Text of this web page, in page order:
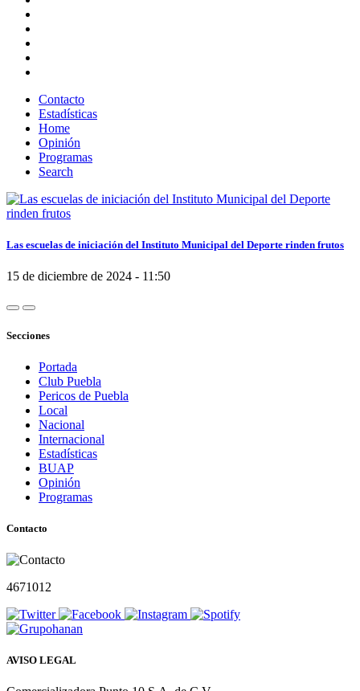
Contacto
Estadísticas
Home
Opinión
Programas
Search
Las escuelas de iniciación del Instituto Municipal del Deporte rinden frutos
15 de diciembre de 2024 - 11:50
Secciones
Portada
Club Puebla
Pericos de Puebla
Local
Nacional
Internacional
Estadísticas
BUAP
Opinión
Programas
Contacto
4671012
AVISO LEGAL